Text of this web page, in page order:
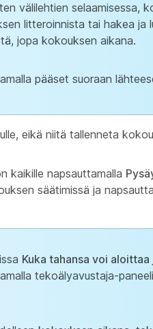
välilehtien selaamisessa,
litteroinnista tai hakea ja
jopa kokouksen aikana.
pääset suoraan
eikä niitä tallenneta
kaikille napsauttamalla
säätimissä ja
Kuka tahansa voi
tekoälyavustaja-